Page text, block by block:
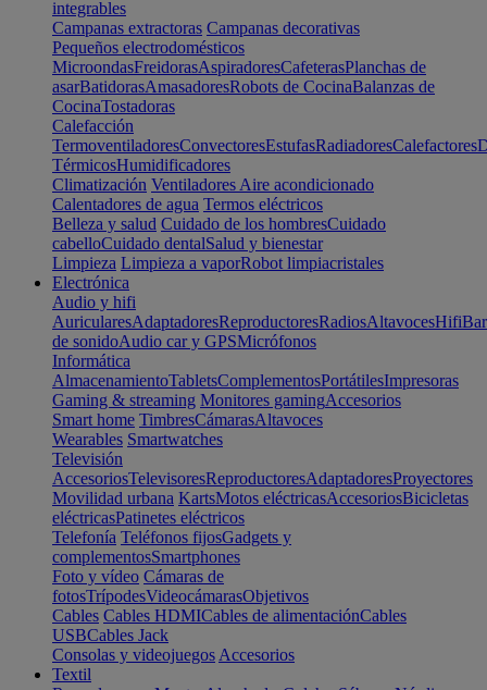
integrables
Campanas extractoras Campanas decorativas
Pequeños electrodomésticos
MicroondasFreidorasAspiradoresCafeterasPlanchas de
asarBatidorasAmasadoresRobots de CocinaBalanzas de
CocinaTostadoras
Calefacción
TermoventiladoresConvectoresEstufasRadiadoresCalefactores
TérmicosHumidificadores
Climatización Ventiladores Aire acondicionado
Calentadores de agua Termos eléctricos
Belleza y salud Cuidado de los hombresCuidado
cabelloCuidado dentalSalud y bienestar
Limpieza Limpieza a vaporRobot limpiacristales
Electrónica
Audio y hifi
AuricularesAdaptadoresReproductoresRadiosAltavocesHifi
de sonidoAudio car y GPSMicrófonos
Informática
AlmacenamientoTabletsComplementosPortátilesImpresoras
Gaming & streaming Monitores gamingAccesorios
Smart home TimbresCámarasAltavoces
Wearables Smartwatches
Televisión
AccesoriosTelevisoresReproductoresAdaptadoresProyectores
Movilidad urbana KartsMotos eléctricasAccesoriosBicicletas
eléctricasPatinetes eléctricos
Telefonía Teléfonos fijosGadgets y
complementosSmartphones
Foto y vídeo Cámaras de
fotosTrípodesVideocámarasObjetivos
Cables Cables HDMICables de alimentaciónCables
USBCables Jack
Consolas y videojuegos Accesorios
Textil